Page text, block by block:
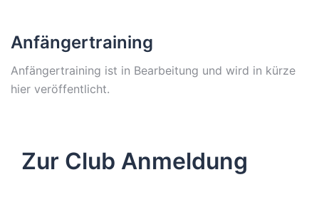
Anfängertraining
Anfängertraining ist in Bearbeitung und wird in kürze
hier veröffentlicht.
Zur Club Anmeldung